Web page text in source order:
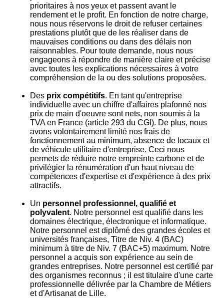
prioritaires à nos yeux et passent avant le
rendement et le profit. En fonction de notre charge,
nous nous réservons le droit de refuser certaines
prestations plutôt que de les réaliser dans de
mauvaises conditions ou dans des délais non
raisonnables. Pour toute demande, nous nous
engageons à répondre de manière claire et précise
avec toutes les explications nécessaires à votre
compréhension de la ou des solutions proposées.
Des prix compétitifs. En tant qu'entreprise
individuelle avec un chiffre d'affaires plafonné nos
prix de main d'oeuvre sont nets, non soumis à la
TVA en France (article 293 du CGI). De plus, nous
avons volontairement limité nos frais de
fonctionnement au minimum, absence de locaux et
de véhicule utilitaire d'entreprise. Ceci nous
permets de réduire notre empreinte carbone et de
privilégier la rénumération d'un haut niveau de
compétences d'expertise et d'expérience à des prix
attractifs.
Un personnel professionnel, qualifié et
polyvalent. Notre personnel est qualifié dans les
domaines électrique, électronique et informatique.
Notre personnel est diplômé des grandes écoles et
universités françaises, Titre de Niv. 4 (BAC)
minimum à titre de Niv. 7 (BAC+5) maximum. Notre
personnel a acquis son expérience au sein de
grandes entreprises. Notre personnel est certifié par
des organismes reconnus ; il est titulaire d'une carte
professionnelle délivrée par la Chambre de Métiers
et d'Artisanat de Lille.